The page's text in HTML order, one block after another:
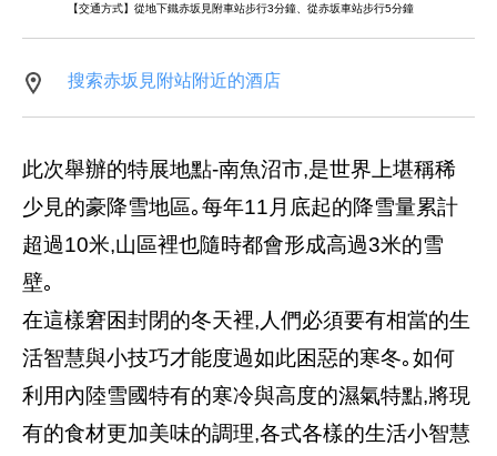
【交通方式】從地下鐵赤坂見附車站步行3分鐘、從赤坂車站步行5分鐘
搜索赤坂見附站附近的酒店
此次舉辦的特展地點-南魚沼市,是世界上堪稱稀
少見的豪降雪地區｡每年11月底起的降雪量累計
超過10米,山區裡也隨時都會形成高過3米的雪
壁｡
在這樣窘困封閉的冬天裡,人們必須要有相當的生
活智慧與小技巧才能度過如此困惡的寒冬｡如何
利用內陸雪國特有的寒冷與高度的濕氣特點,將現
有的食材更加美味的調理,各式各樣的生活小智慧